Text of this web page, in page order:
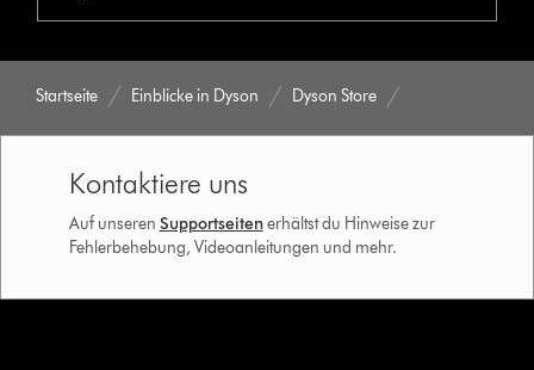
Startseite Einblicke in Dyson Dyson Store
Kontaktiere uns
Auf unseren Supportseiten erhältst du Hinweise zur
Fehlerbehebung, Videoanleitungen und mehr.